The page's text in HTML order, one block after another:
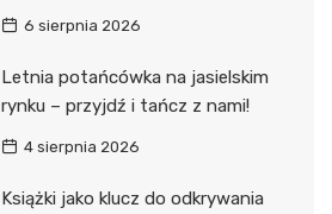
6 sierpnia 2026
Letnia potańcówka na jasielskim
rynku – przyjdź i tańcz z nami!
4 sierpnia 2026
Książki jako klucz do odkrywania